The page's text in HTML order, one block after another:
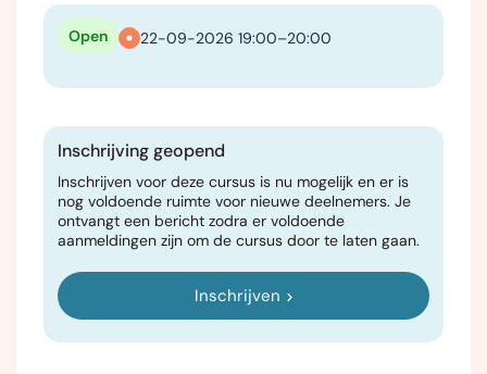
22-09-2026 19:00–20:00
Open
Inschrijving geopend
Inschrijven voor deze cursus is nu mogelijk en er is
nog voldoende ruimte voor nieuwe deelnemers. Je
ontvangt een bericht zodra er voldoende
aanmeldingen zijn om de cursus door te laten gaan.
Inschrijven